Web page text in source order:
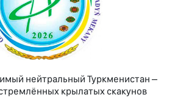
нейтральный Туркменистан –
крылатых скакунов